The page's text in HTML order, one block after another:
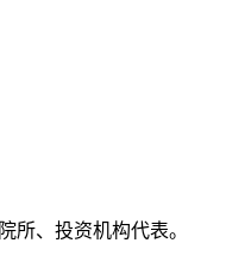
所、投资机构代表。